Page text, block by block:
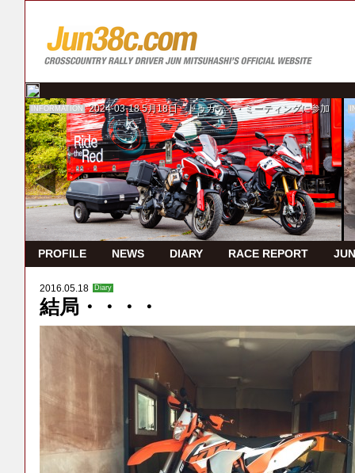
INFORMATION 2024-03-18 5月18日 ドゥカティ・ミーティングに参加
PROFILE NEWS DIARY RACE REPORT
2016.05.18 Diary
結局・・・・